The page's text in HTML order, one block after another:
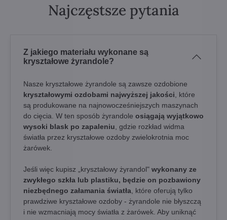
Najczęstsze pytania
Z jakiego materiału wykonane są
kryształowe żyrandole?
Nasze kryształowe żyrandole są zawsze ozdobione
kryształowymi ozdobami najwyższej jakości , które
są produkowane na najnowocześniejszych maszynach
do cięcia. W ten sposób żyrandole osiągają wyjątkowo
wysoki blask po zapaleniu , gdzie rozkład widma
światła przez kryształowe ozdoby zwielokrotnia moc
żarówek.
Jeśli więc kupisz „kryształowy żyrandol" wykonany ze
zwykłego szkła lub plastiku, będzie on pozbawiony
niezbędnego załamania światła , które oferują tylko
prawdziwe kryształowe ozdoby - żyrandole nie błyszczą
i nie wzmacniają mocy światła z żarówek. Aby uniknąć